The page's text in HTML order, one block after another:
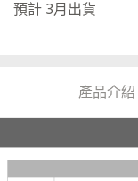
預計 3月出貨
產品介紹